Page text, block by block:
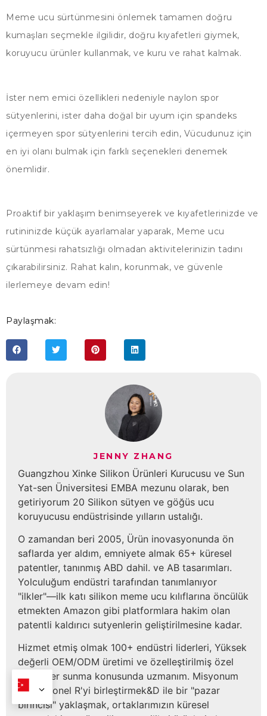
Meme ucu sürtünmesini önlemek tamamen doğru
kumaşları seçmekle ilgilidir, doğru kıyafetleri giymek,
koruyucu ürünler kullanmak, ve kuru ve rahat kalmak.
İster nem emici özellikleri nedeniyle naylon spor
sütyenlerini, ister daha doğal bir uyum için spandeks
içermeyen spor sütyenlerini tercih edin, Vücudunuz için
en iyi olanı bulmak için farklı seçenekleri denemek
önemlidir.
Proaktif bir yaklaşım benimseyerek ve kıyafetlerinizde ve
rutininizde küçük ayarlamalar yaparak, Meme ucu
sürtünmesi rahatsızlığı olmadan aktivitelerinizin tadını
çıkarabilirsiniz. Rahat kalın, korunmak, ve güvenle
ilerlemeye devam edin!
Paylaşmak:
JENNY ZHANG
Guangzhou Xinke Silikon Ürünleri Kurucusu ve Sun
Yat-sen Üniversitesi EMBA mezunu olarak, ben
getiriyorum 20 Silikon sütyen ve göğüs ucu
koruyucusu endüstrisinde yılların ustalığı.
O zamandan beri 2005, Ürün inovasyonunda ön
saflarda yer aldım, emniyete almak 65+ küresel
patentler, tanınmış ABD dahil. ve AB tasarımları.
Yolculuğum endüstri tarafından tanımlanıyor
"ilkler"—ilk katı silikon meme ucu kılıflarına öncülük
etmekten Amazon gibi platformlara hakim olan
patentli kaldırıcı sutyenlerin geliştirilmesine kadar.
Hizmet etmiş olmak 100+ endüstri liderleri, Yüksek
değerli OEM/ODM üretimi ve özelleştirilmiş özel
çözümler sunma konusunda uzmanım. Misyonum
profesyonel R'yi birleştirmek&D ile bir "pazar
birincisi" yaklaşmak, ortaklarımızın küresel